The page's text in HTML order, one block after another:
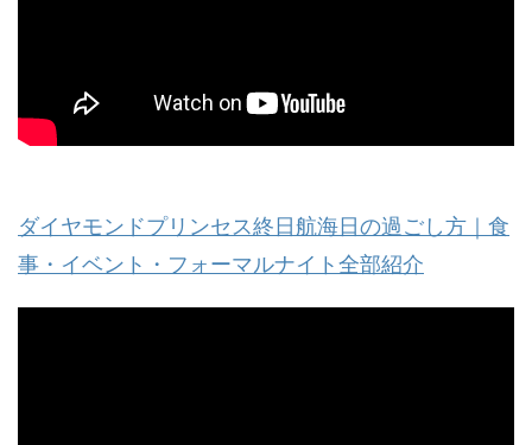
ダイヤモンドプリンセス終日航海日の過ごし方｜食
事・イベント・フォーマルナイト全部紹介